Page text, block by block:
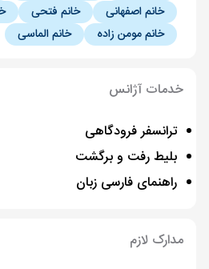
خانم اصفهانی
خانم فتحی
خانم مومن زاده
خانم الماسی
خدمات آژانس
ترانسفر فرودگاهی
بلیط رفت و برگشت
راهنمای فارسی زبان
مدارک لازم